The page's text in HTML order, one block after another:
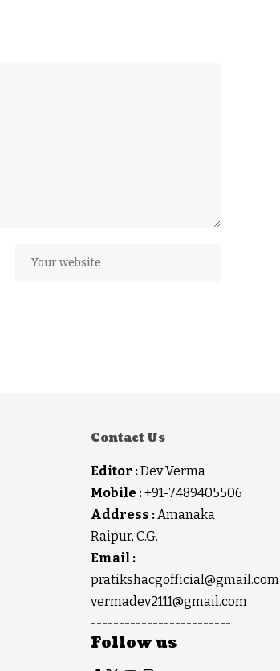
Contact Us
Editor :Dev Verma
Mobile :+91-7489405506
Address :Amanaka
Raipur, C.G.
Email :
pratikshacgofficial@gmail.com
vermadev2111@gmail.com
-------------------------
Follow us